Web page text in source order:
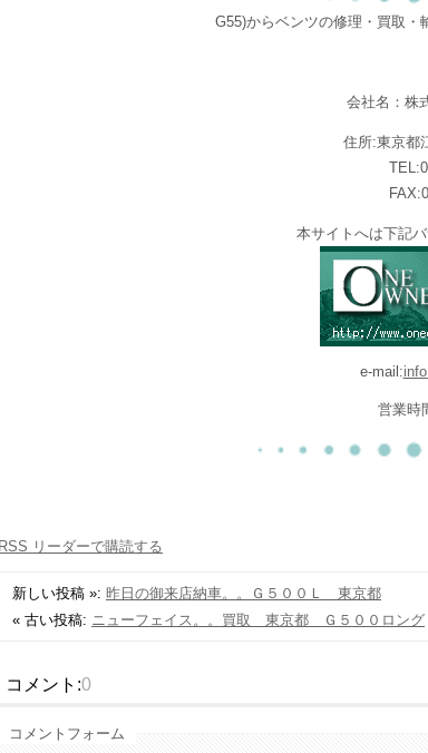
G55)からベンツの修理・買取・
会社名：株
住所:東京都
本サイトへは下記
e-mail:
営業時
新しい投稿 »: 昨日の御来店納車。。Ｇ５００Ｌ 東京都
« 古い投稿: ニューフェイス。。買取 東京都 Ｇ５００ロング
コメント:0
コメントフォーム